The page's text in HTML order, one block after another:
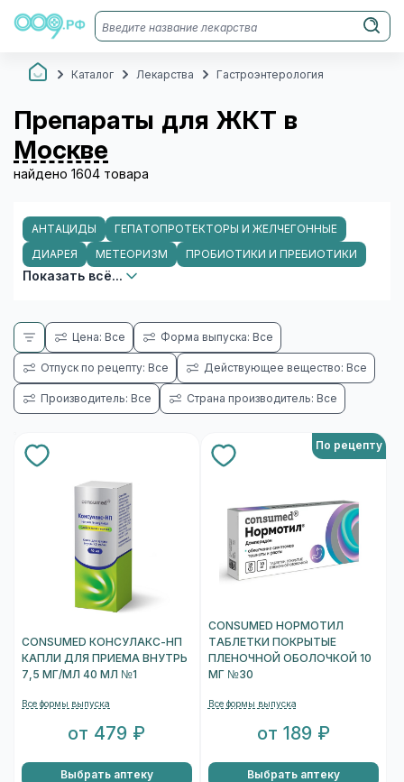
Каталог Лекарства Гастроэнтерология
Препараты для ЖКТ в
Москве
найдено 1604 товара
АНТАЦИДЫ
ГЕПАТОПРОТЕКТОРЫ И ЖЕЛЧЕГОННЫЕ
ДИАРЕЯ
МЕТЕОРИЗМ ПРОБИОТИКИ И ПРЕБИОТИКИ
Показать всё...
Цена: Все Форма выпуска: Все
Отпуск по рецепту: Все Действующее вещество: Все
Производитель: Все Страна производитель: Все
CONSUMED КОНСУЛАКС-НП
КАПЛИ ДЛЯ ПРИЕМА ВНУТРЬ
7,5 МГ/МЛ 40 МЛ №1
Все формы выпуска
от 479 ₽
Выбрать аптеку
По рецепту
CONSUMED НОРМОТИЛ
ТАБЛЕТКИ ПОКРЫТЫЕ
ПЛЕНОЧНОЙ ОБОЛОЧКОЙ 10
МГ №30
Все формы выпуска
от 189 ₽
Выбрать аптеку